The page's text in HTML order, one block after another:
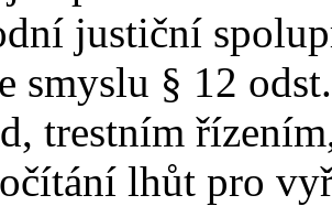
justiční
smyslu § 12
trestním
lhůt pro